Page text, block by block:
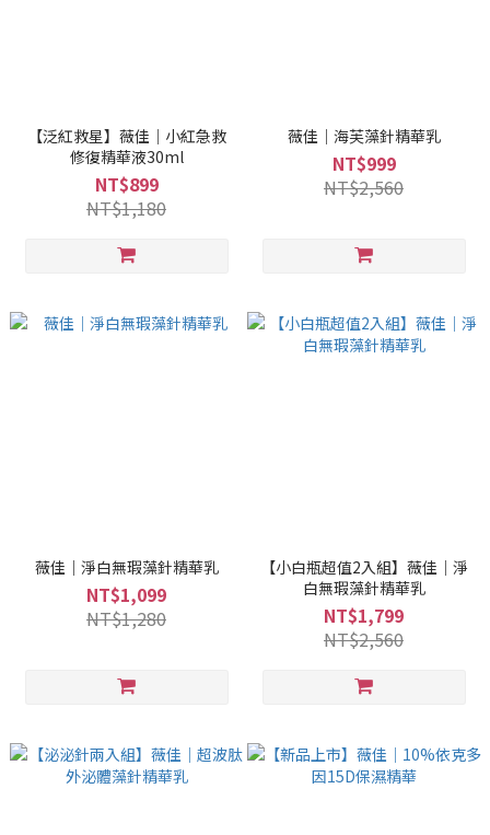
【泛紅救星】薇佳｜小紅急救
修復精華液30ml
NT$899
NT$1,180
薇佳｜海芙藻針精華乳
NT$999
NT$2,560
薇佳｜淨白無瑕藻針精華乳
NT$1,099
NT$1,280
【小白瓶超值2入組】薇佳｜淨
白無瑕藻針精華乳
NT$1,799
NT$2,560